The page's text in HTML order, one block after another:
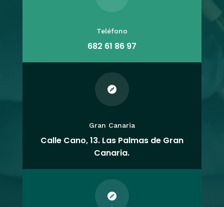
Teléfono
682 61 86 97

Gran Canaria
Calle Cano, 13. Las Palmas de Gran
Canaria.
